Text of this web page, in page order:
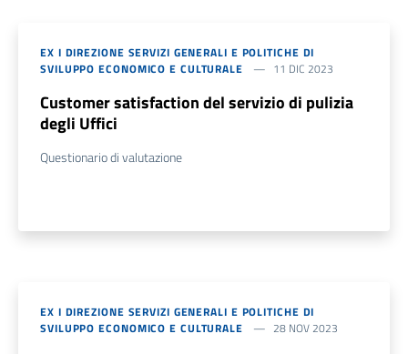
EX I DIREZIONE SERVIZI GENERALI E POLITICHE DI
SVILUPPO ECONOMICO E CULTURALE
11 DIC 2023
Customer satisfaction del servizio di pulizia
degli Uffici
Questionario di valutazione
EX I DIREZIONE SERVIZI GENERALI E POLITICHE DI
SVILUPPO ECONOMICO E CULTURALE
28 NOV 2023